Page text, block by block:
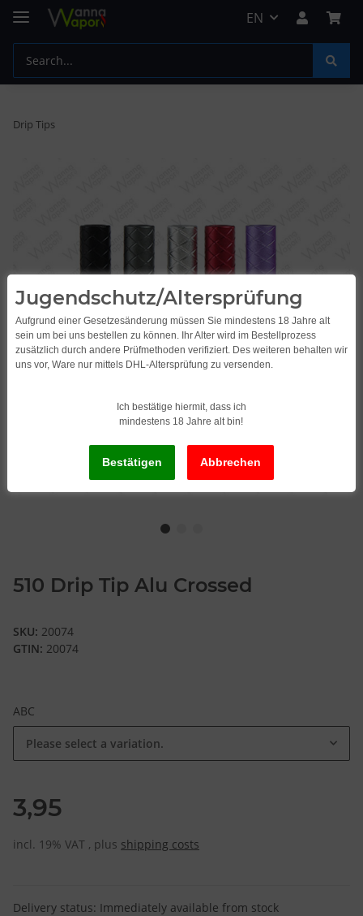
EN
Drip Tips
510 Drip Tip Alu Crossed
SKU: 20074
GTIN: 20074
ABC
Please select a variation.
3,95
incl. 19% VAT , plus shipping costs
Delivery status: Immediately available from stock
Jugendschutz/Altersprüfung
Aufgrund einer Gesetzesänderung müssen Sie mindestens 18 Jahre alt
sein um bei uns bestellen zu können. Ihr Alter wird im Bestellprozess
zusätzlich durch andere Prüfmethoden verifiziert. Des weiteren behalten wir
uns vor, Ware nur mittels DHL-Altersprüfung zu versenden.
Ich bestätige hiermit, dass ich
mindestens 18 Jahre alt bin!